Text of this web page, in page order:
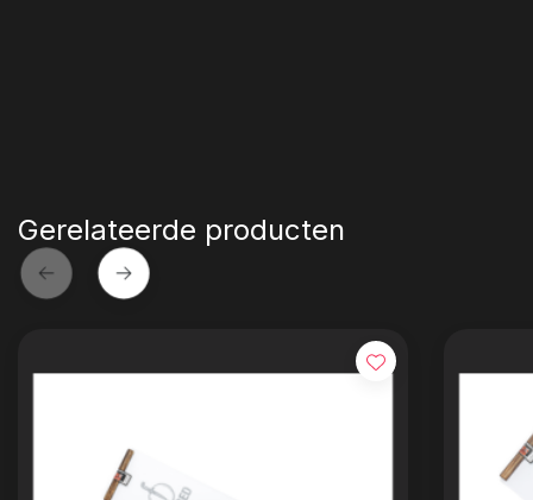
Gerelateerde producten